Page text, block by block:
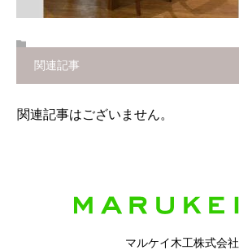
関連記事
関連記事はございません。
マルケイ木工株式会社